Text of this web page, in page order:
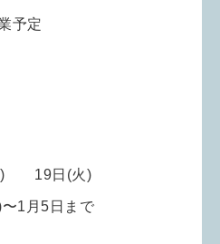
予定
) 19日(火)
1月5日まで